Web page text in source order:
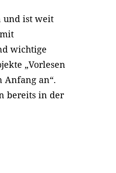
und ist weit
wichtige
„Vorlesen
Anfang an“.
bereits in der